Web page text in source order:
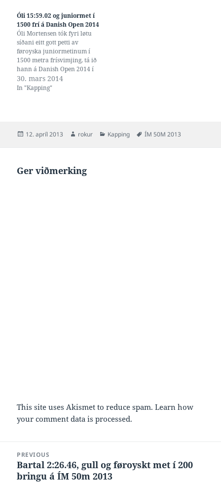
Metið hjá Bartali var annars
4:38.10…
Óli 15:59.02 og juniormet í
1500 frí á Danish Open 2014
Óli Mortensen tók fyri løtu
síðani eitt gott petti av
føroyska juniormetinum í
1500 metra frísvimjing, tá ið
hann á Danish Open 2014 í
Bellahøj svam teinin uppá
15:59.02. Hann átti sjálvur
30. mars 2014
In "Kapping"
Posted
12. apríl 2013 Author
rokur Categories
Kapping Tags
ÍM 50M 2013
Ger viðmerking
This site uses Akismet to reduce spam.Learn how
your comment data is processed.
navigation
PREVIOUS
Previous
post:
Bartal 2:26.46, gull og føroyskt met í 200
bringu á ÍM 50m 2013